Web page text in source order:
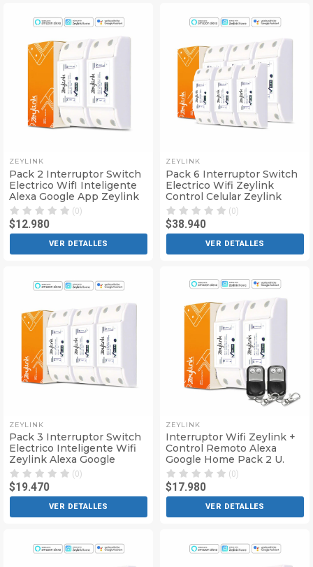
ZEYLINK
Pack 2 Interruptor Switch
Electrico WifI Inteligente
Alexa Google App Zeylink
(0)
$12.980
VER DETALLES
ZEYLINK
Pack 6 Interruptor Switch
Electrico Wifi Zeylink
Control Celular Zeylink
(0)
$38.940
VER DETALLES
ZEYLINK
Pack 3 Interruptor Switch
Electrico Inteligente Wifi
Zeylink Alexa Google
(0)
$19.470
VER DETALLES
ZEYLINK
Interruptor Wifi Zeylink +
Control Remoto Alexa
Google Home Pack 2 U.
(0)
$17.980
VER DETALLES